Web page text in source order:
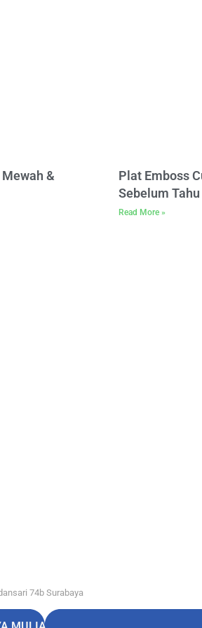
&
Plat Emboss
Sebelum
Read More »
74b Surabaya